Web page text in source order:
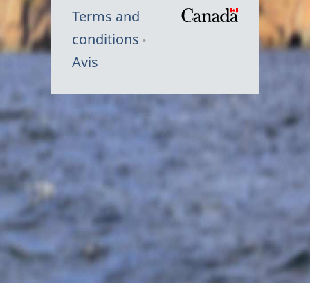
Terms and
conditions
Avis
Symbole
Canada